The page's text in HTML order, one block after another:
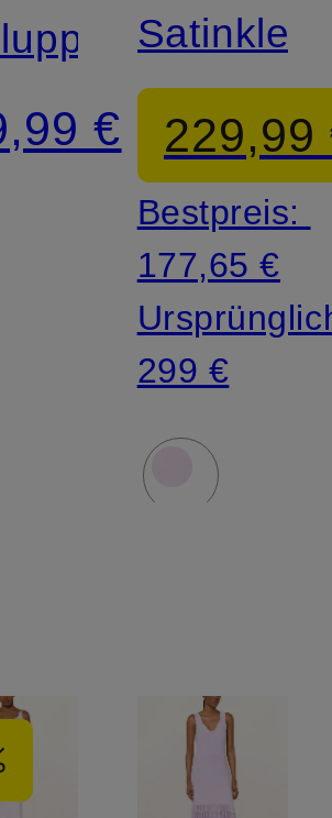
€
Satinkleid
229,99
Bestpreis:
177,65 €
299 €